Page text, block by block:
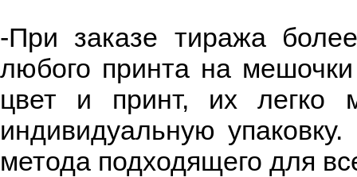
-При заказе тиража
любого принта на
цвет и принт, их легко
индивидуальную
метода подходящего для